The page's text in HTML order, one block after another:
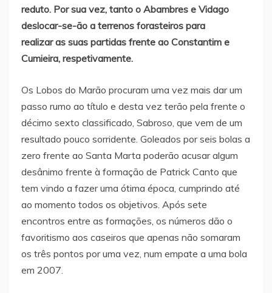
reduto. Por sua vez, tanto o Abambres e Vidago
deslocar-se-ão a terrenos forasteiros para
realizar as suas partidas frente ao Constantim e
Cumieira, respetivamente.
Os Lobos do Marão procuram uma vez mais dar um
passo rumo ao título e desta vez terão pela frente o
décimo sexto classificado, Sabroso, que vem de um
resultado pouco sorridente. Goleados por seis bolas a
zero frente ao Santa Marta poderão acusar algum
desânimo frente à formação de Patrick Canto que
tem vindo a fazer uma ótima época, cumprindo até
ao momento todos os objetivos. Após sete
encontros entre as formações, os números dão o
favoritismo aos caseiros que apenas não somaram
os três pontos por uma vez, num empate a uma bola
em 2007.